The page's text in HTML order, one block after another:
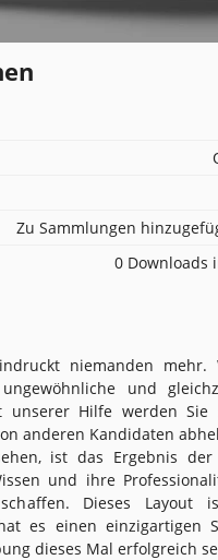
Zu Sammlungen
0 Downloads
niemanden
und
unserer Hilfe werden
anderen Kandidaten
ist das Ergebnis
und ihre
Dieses Layout
es einen einzigartigen
dieses Mal erfolgreich